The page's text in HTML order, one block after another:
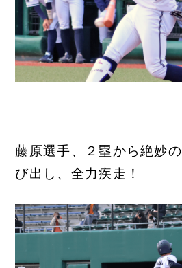
藤原選手、２塁から絶妙
び出し、全力疾走！